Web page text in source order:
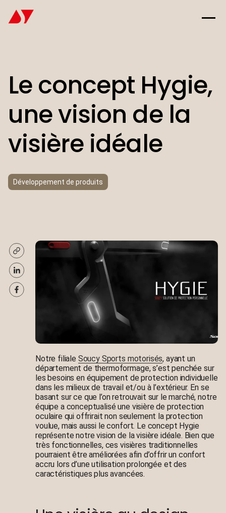
Le concept Hygie,
une vision de la
visière idéale
Développement de produits
Notre filiale Soucy Sports motorisés, ayant un
département de thermoformage, s’est penchée sur
les besoins en équipement de protection individuelle
dans les milieux de travail et/ou à l’extérieur. En se
basant sur ce que l’on retrouvait sur le marché, notre
équipe a conceptualisé une visière de protection
oculaire qui offrirait non seulement la protection
voulue, mais aussi le confort. Le concept Hygie
représente notre vision de la visière idéale. Bien que
très fonctionnelles, ces visières traditionnelles
pourraient être améliorées afin d’offrir un confort
accru lors d’une utilisation prolongée et des
caractéristiques plus avancées.